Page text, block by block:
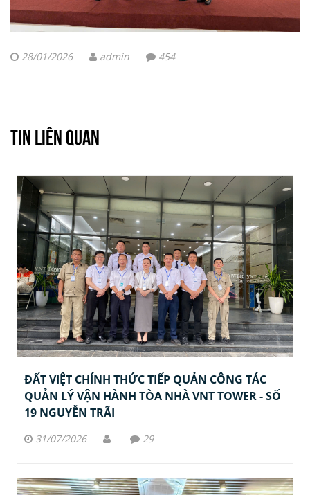
28/01/2026 admin 454
TIN LIÊN QUAN
ĐẤT VIỆT CHÍNH THỨC TIẾP QUẢN CÔNG TÁC
QUẢN LÝ VẬN HÀNH TÒA NHÀ VNT TOWER - SỐ
19 NGUYỄN TRÃI
31/07/2026 29